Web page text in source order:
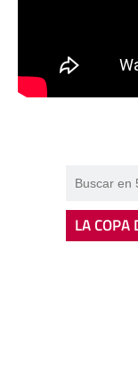
LA COPA